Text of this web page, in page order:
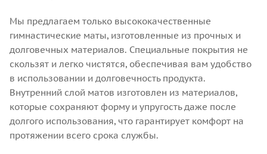
Мы предлагаем только высококачественные
гимнастические маты, изготовленные из прочных и
долговечных материалов. Специальные покрытия не
скользят и легко чистятся, обеспечивая вам удобство
в использовании и долговечность продукта.
Внутренний слой матов изготовлен из материалов,
которые сохраняют форму и упругость даже после
долгого использования, что гарантирует комфорт на
протяжении всего срока службы.